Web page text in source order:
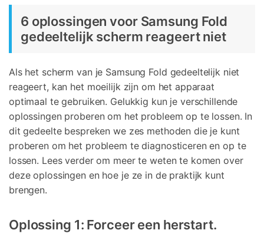
6 oplossingen voor Samsung Fold
gedeeltelijk scherm reageert niet
Als het scherm van je Samsung Fold gedeeltelijk niet
reageert, kan het moeilijk zijn om het apparaat
optimaal te gebruiken. Gelukkig kun je verschillende
oplossingen proberen om het probleem op te lossen. In
dit gedeelte bespreken we zes methoden die je kunt
proberen om het probleem te diagnosticeren en op te
lossen. Lees verder om meer te weten te komen over
deze oplossingen en hoe je ze in de praktijk kunt
brengen.
Oplossing 1: Forceer een herstart.